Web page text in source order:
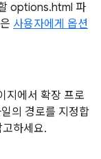
options.html 파
사용자에게 옵션
지에서 확장 프로
의 경로를 지정합
고하세요.